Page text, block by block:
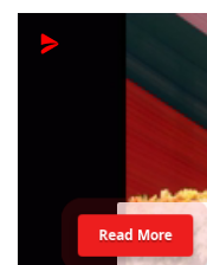
Read More